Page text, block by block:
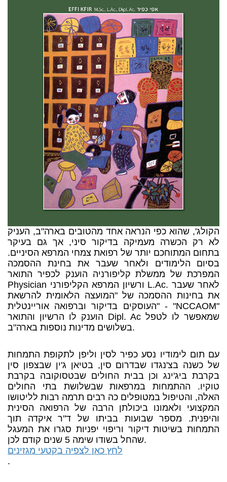
הקולג', שהוא כפי הנראה אחד מהטובים בארה"ב, העניק
לא רק הכשרה מעמיקה בדיקור סיני, אך גם בעיקר
בתחום המתוחכם יותר של רפואת צמחי המרפא הסיניים.
בסיום הלימודים ולאחר שעבר את בחינת ההסמכה
המפרכת של ממשלת קליפורניה הוענק לכפיר התואר
Physician ורשיון המרפא הקליפורני L.Ac. לאחר שעבר
את בחינות ההסמכה של "המועצה הלאומית להרשאת
העוסקים בדיקור וברפואה אוריינטלית" - "NCCAOM"
הוענק לו הרשיון והתואר Dipl. Ac שמאפשר לו לטפל
בשלושים מדינות נוספות בארה"ב.
עם תום לימודיו נסע כפיר לסין וליפן לתקופת התמחות
של כשנה בצ'נגדו שבדרום סין, בטיאן ג'ין שבצפון סין
בקרבת ביג'ינג וכן בבית החולים שבטסוקובה בקרבת
טוקיו. ההתמחות במרפאות שבשלושת בתי החולים
האלה, והטיפול במטופלים כה רבים תרמה רבות לליטושו
המקצועי ולאמונו ביכולתן הרבה של הרפואה הסינית
והיפנית. מספר שבועות בביתו של ד"ר איקדה תוך
התמחות בשיטות דיקור וריפוי יפניות סגרו את המעגל
שהחל בשודו שימה 5 שנים קודם לכן.
לחץ כאן לצפיה בקטעי מגזינים
.